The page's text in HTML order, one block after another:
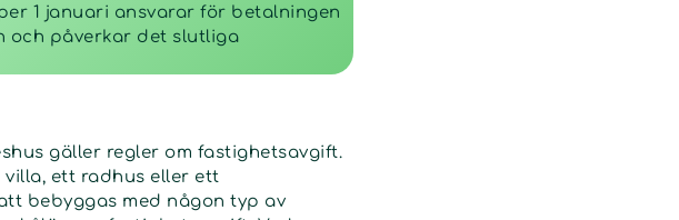
1 januari ansvarar för betalningen
och påverkar det slutliga
gäller regler om fastighetsavgift.
villa, ett radhus eller ett
bebyggas med någon typ av